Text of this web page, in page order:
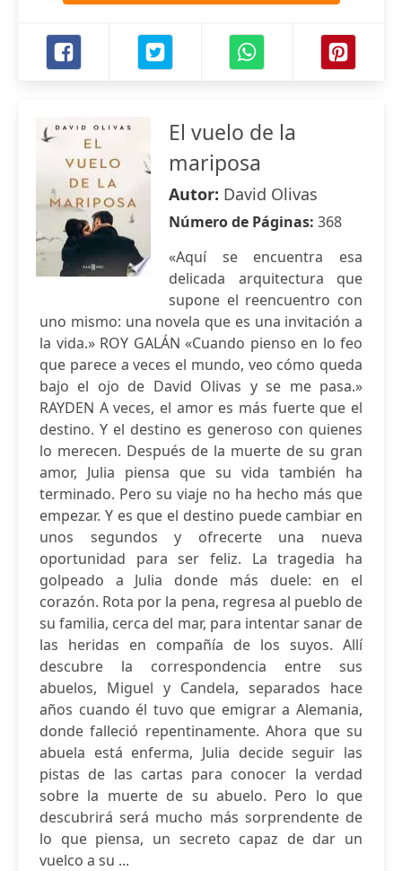
El vuelo de la
mariposa
Autor: David Olivas
Número de Páginas: 368
«Aquí se encuentra esa
delicada arquitectura que
supone el reencuentro con
uno mismo: una novela que es una invitación a
la vida.» ROY GALÁN «Cuando pienso en lo feo
que parece a veces el mundo, veo cómo queda
bajo el ojo de David Olivas y se me pasa.»
RAYDEN A veces, el amor es más fuerte que el
destino. Y el destino es generoso con quienes
lo merecen. Después de la muerte de su gran
amor, Julia piensa que su vida también ha
terminado. Pero su viaje no ha hecho más que
empezar. Y es que el destino puede cambiar en
unos segundos y ofrecerte una nueva
oportunidad para ser feliz. La tragedia ha
golpeado a Julia donde más duele: en el
corazón. Rota por la pena, regresa al pueblo de
su familia, cerca del mar, para intentar sanar de
las heridas en compañía de los suyos. Allí
descubre la correspondencia entre sus
abuelos, Miguel y Candela, separados hace
años cuando él tuvo que emigrar a Alemania,
donde falleció repentinamente. Ahora que su
abuela está enferma, Julia decide seguir las
pistas de las cartas para conocer la verdad
sobre la muerte de su abuelo. Pero lo que
descubrirá será mucho más sorprendente de
lo que piensa, un secreto capaz de dar un
vuelco a su ...